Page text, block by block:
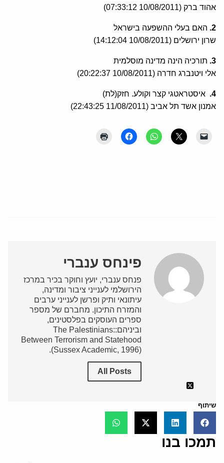
אהוד ברק (10/08/2011 07:33:12)
2. האם בעלי ההשפעה בישראל
שרון ירושלים (10/08/2011 14:12:04)
3. תורכיה הינה מדינה מוסלמית
אלי ויטנברג חדרה (10/08/2011 20:22:37)
4.
איסטראטגי קצר וקולע. חזק(לת)
אמנון אשד תל אביב (11/08/2011 22:43:25)
פינחס ענברי
פנחס ענברי, יועץ וחוקר בכיר במרכז
הירושלמי לענייני ציבור ומדינה,
עיתונאי ותיק ופרשן לענייני ערבים
והמזרח התיכון. מחברם של מספר
ספרים העוסקים בפלסטינים,
וביניהם:The Palestinians:
Between Terrorism and Statehood
(Sussex Academic, 1996).
All Posts
שיתוף
תמכו בנו